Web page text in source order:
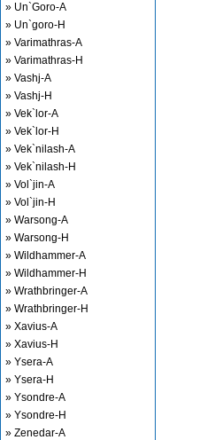
» Un`Goro-A
» Un`goro-H
» Varimathras-A
» Varimathras-H
» Vashj-A
» Vashj-H
» Vek`lor-A
» Vek`lor-H
» Vek`nilash-A
» Vek`nilash-H
» Vol`jin-A
» Vol`jin-H
» Warsong-A
» Warsong-H
» Wildhammer-A
» Wildhammer-H
» Wrathbringer-A
» Wrathbringer-H
» Xavius-A
» Xavius-H
» Ysera-A
» Ysera-H
» Ysondre-A
» Ysondre-H
» Zenedar-A